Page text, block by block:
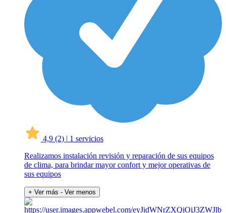
4,9 (2) | 1 servicios
Realizamos instalación revisión y reparación de sus equipos
de clima, para brindar mayor confort y mejor operativas de
sus equipos
+ Ver más - Ver menos